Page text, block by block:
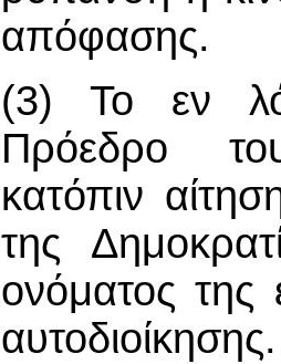
απόφασης.
(3) Το εν
Πρόεδρο
κατόπιν
της
ονόματος της
αυτοδιοίκησης.